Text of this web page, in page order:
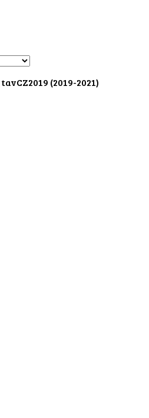
tavCZ2019 (2019-2021)